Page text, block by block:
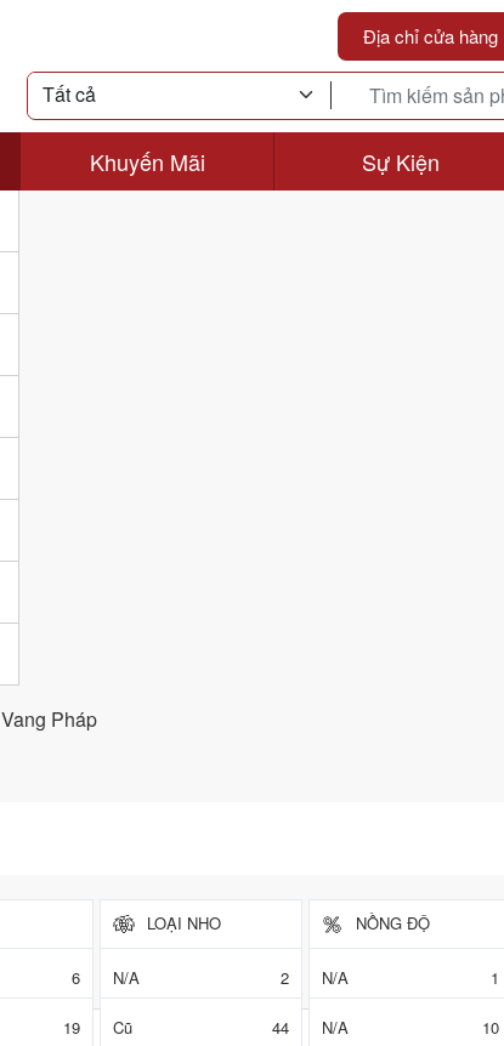
Địa chỉ cửa hàng
Khuyến Mãi Sự Kiện
Vang Pháp
6
LOẠI NHO
N/A
2
NỒNG ĐỘ
N/A
1
19
CŨ/MỚI
Cũ 44
NHÀ SẢN XUẤT
N/A
10